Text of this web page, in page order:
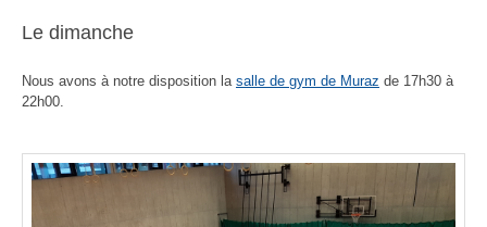
Le dimanche
Nous avons à notre disposition la salle de gym de Muraz de 17h30 à
22h00.